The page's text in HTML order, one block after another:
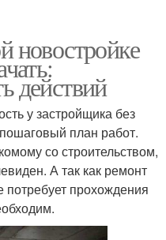
новостройке
действий
у застройщика без
план работ.
со строительством,
А так как ремонт
потребует прохождения